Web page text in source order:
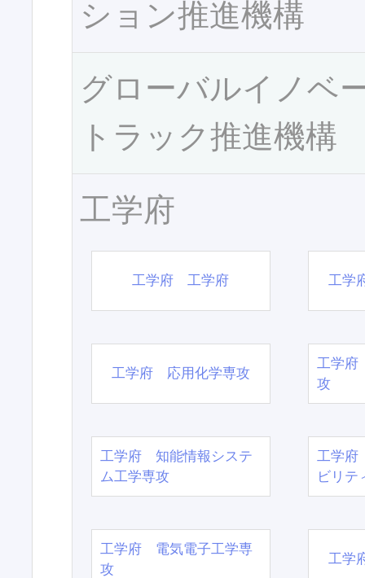
ション推進機構
グローバルイノベ
トラック推進機構
工学府
工学府 工学府 工学
工学府 応用化学専攻
工学府
攻
工学府 知能情報システ
ム工学専攻
工学府
ビリテ
工学府 電気電子工学専
攻
工学